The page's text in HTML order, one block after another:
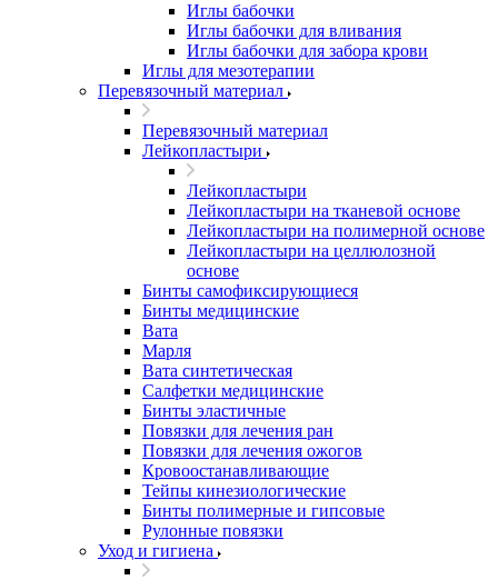
Иглы бабочки
Иглы бабочки для вливания
Иглы бабочки для забора крови
Иглы для мезотерапии
Перевязочный материал
Перевязочный материал
Лейкопластыри
Лейкопластыри
Лейкопластыри на тканевой основе
Лейкопластыри на полимерной основе
Лейкопластыри на целлюлозной
основе
Бинты самофиксирующиеся
Бинты медицинские
Вата
Марля
Вата синтетическая
Салфетки медицинские
Бинты эластичные
Повязки для лечения ран
Повязки для лечения ожогов
Кровоостанавливающие
Тейпы кинезиологические
Бинты полимерные и гипсовые
Рулонные повязки
Уход и гигиена